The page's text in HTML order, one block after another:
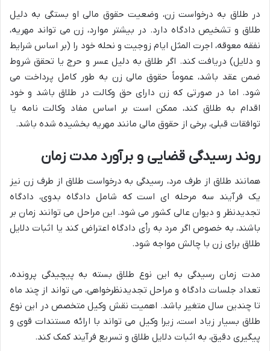
در طلاق به درخواست زن، وضعیت حقوق مالی او بستگی به دلیل
طلاق و تشخیص دادگاه دارد. در بیشتر موارد، زن می تواند مهریه،
نفقه معوقه، اجرت المثل ایام زوجیت و نحله خود را (بر اساس شرایط
و دلایل) دریافت کند. اگر طلاق به دلیل عسر و حرج یا تحقق شروط
ضمن عقد باشد، عموماً حقوق مالی زن به طور کامل پرداخت می
شود. اما در صورتی که زن دارای حق وکالت در طلاق باشد و خود
اقدام به طلاق کند، ممکن است بر اساس مفاد وکالت نامه یا
توافقات قبلی، برخی از حقوق مالی مانند مهریه بخشیده شده باشد.
روند رسیدگی قضایی و برآورد مدت زمان
همانند طلاق از طرف مرد، رسیدگی به درخواست طلاق از طرف زن نیز
یک فرآیند سه مرحله ای است که شامل دادگاه بدوی، دادگاه
تجدیدنظر و دیوان عالی کشور می شود. این مراحل می توانند زمان بر
باشند، به خصوص اگر مرد به رأی دادگاه اعتراض کند یا اثبات دلایل
طلاق برای زن با چالش مواجه شود.
مدت زمان رسیدگی به این نوع طلاق بسته به پیچیدگی پرونده،
تعداد جلسات دادگاه و مراحل تجدیدنظرخواهی، می تواند از چند ماه
تا چندین سال متغیر باشد. اهمیت نقش وکیل متخصص در این نوع
طلاق بسیار زیاد است، زیرا وکیل می تواند با ارائه مستندات قوی و
پیگیری دقیق، به اثبات دلایل طلاق و تسریع فرآیند کمک کند.